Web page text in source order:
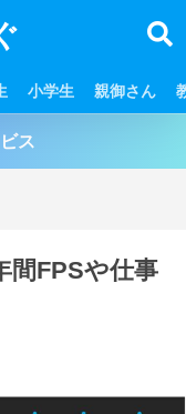
小学生 親御さん
ス
間FPSや仕事